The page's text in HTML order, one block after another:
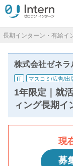
長期インターン・有給イ
株式会社ゼネラ
IT マスコミ/広告/出
1年限定｜就
ィング長期イ
現
募